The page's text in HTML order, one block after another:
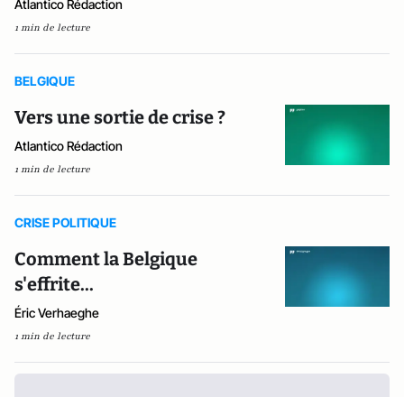
Atlantico Rédaction
1 min de lecture
BELGIQUE
Vers une sortie de crise ?
Atlantico Rédaction
1 min de lecture
CRISE POLITIQUE
Comment la Belgique
s'effrite...
Éric Verhaeghe
1 min de lecture